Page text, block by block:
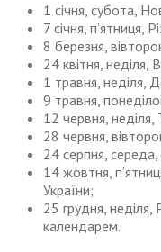
1 січня, субота,
7 січня, п’ятниця,
8 березня,
24 квітня, неділя,
1 травня, неділя,
9 травня,
12 червня, неділя,
28 червня,
24 серпня,
14 жовтня,
України;
25 грудня, неділя,
календарем.